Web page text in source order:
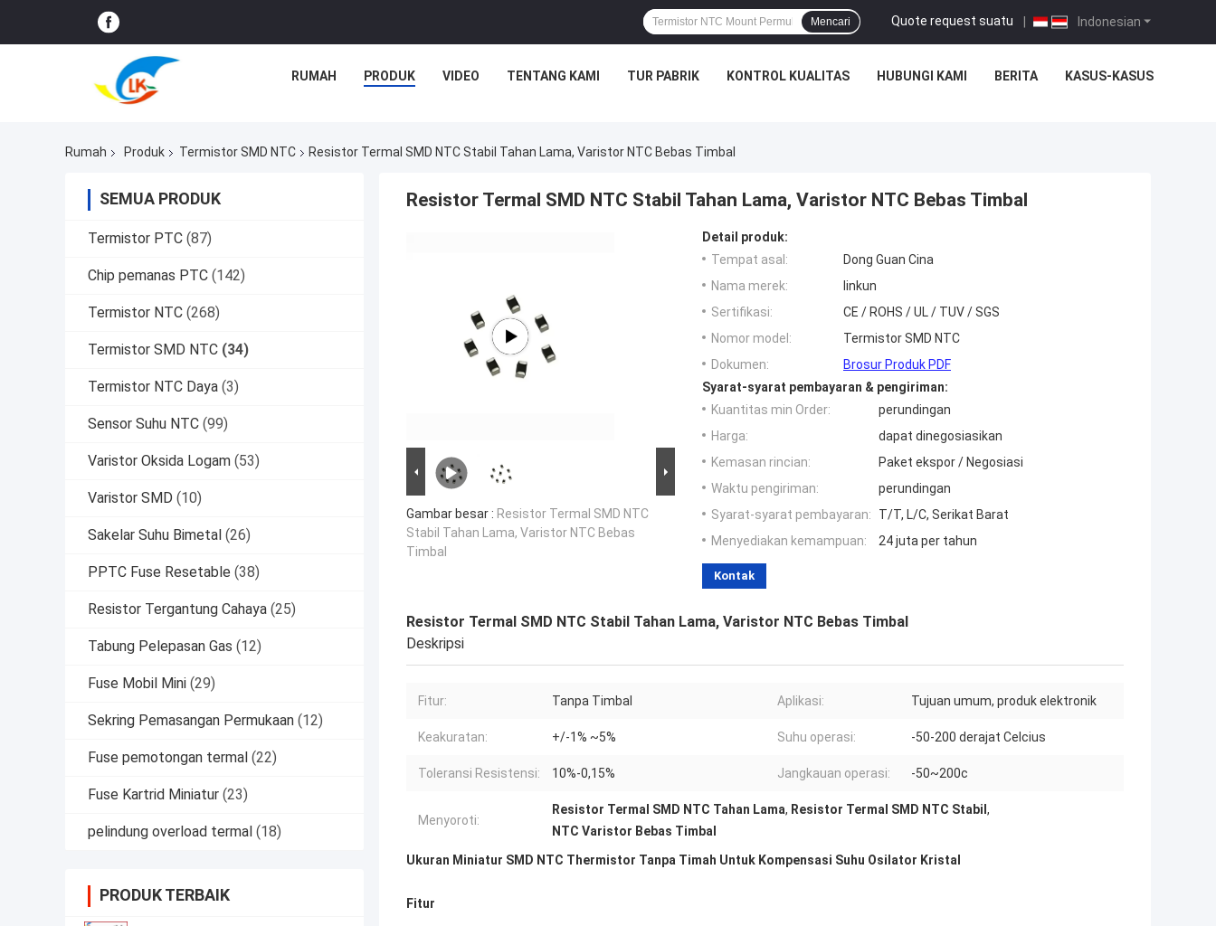
Indonesian
Quote request suatu |
Mencari
RUMAH PRODUK VIDEO TENTANG KAMI TUR PABRIK KONTROL KUALITAS HUBUNGI KAMI BERITA KASUS-KASUS
Rumah Produk Termistor SMD NTC Resistor Termal SMD NTC Stabil Tahan Lama, Varistor NTC Bebas Timbal
SEMUA PRODUK
Termistor PTC (87)
Chip pemanas PTC (142)
Termistor NTC (268)
Termistor SMD NTC (34)
Termistor NTC Daya (3)
Sensor Suhu NTC (99)
Varistor Oksida Logam (53)
Varistor SMD (10)
Sakelar Suhu Bimetal (26)
PPTC Fuse Resetable (38)
Resistor Tergantung Cahaya (25)
Tabung Pelepasan Gas (12)
Fuse Mobil Mini (29)
Sekring Pemasangan Permukaan (12)
Fuse pemotongan termal (22)
Fuse Kartrid Miniatur (23)
pelindung overload termal (18)
PRODUK TERBAIK
Resistor Termal SMD NTC Stabil Tahan Lama, Varistor NTC Bebas Timbal
Gambar besar : Resistor Termal SMD NTC
Stabil Tahan Lama, Varistor NTC Bebas
Timbal
Detail produk:
Tempat asal:
Dong Guan Cina
Nama merek:
linkun
Sertifikasi:
CE / ROHS / UL / TUV / SGS
Nomor model:
Termistor SMD NTC
Dokumen:
Brosur Produk PDF
Syarat-syarat pembayaran & pengiriman:
Kuantitas min Order:
perundingan
Harga:
dapat dinegosiasikan
Kemasan rincian:
Paket ekspor / Negosiasi
Waktu pengiriman:
perundingan
Syarat-syarat pembayaran:
T/T, L/C, Serikat Barat
Menyediakan kemampuan:
24 juta per tahun
Kontak
Resistor Termal SMD NTC Stabil Tahan Lama, Varistor NTC Bebas Timbal
Deskripsi
Fitur: Tanpa Timbal Aplikasi: Tujuan umum, produk elektronik
Keakuratan: +/-1% ~5% Suhu operasi: -50-200 derajat Celcius
Toleransi Resistensi: 10%-0,15% Jangkauan operasi: -50~200c
Menyoroti:
Resistor Termal SMD NTC Tahan Lama, Resistor Termal SMD NTC Stabil ,
NTC Varistor Bebas Timbal
Ukuran Miniatur SMD NTC Thermistor Tanpa Timah Untuk Kompensasi Suhu Osilator Kristal
Fitur